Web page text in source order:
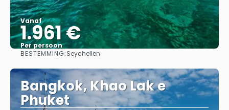
Vanaf
1.961 €
Per persoon
BESTEMMING:Seychellen
Bangkok, Khao Lak e
Phuket